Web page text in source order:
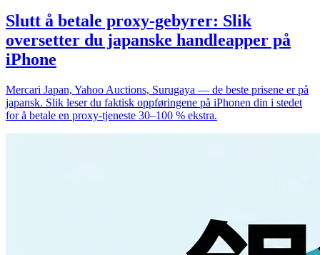
Slutt å betale proxy-gebyrer: Slik
oversetter du japanske handleapper på
iPhone
Mercari Japan, Yahoo Auctions, Surugaya — de beste prisene er på
japansk. Slik leser du faktisk oppføringene på iPhonen din i stedet
for å betale en proxy-tjeneste 30–100 % ekstra.